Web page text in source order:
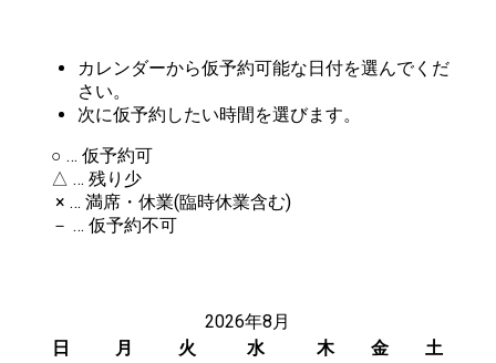
カレンダーから仮予約可能な日付を選んでくだ
さい。
次に仮予約したい時間を選びます。
○ … 仮予約可
△ … 残り少
× … 満席・休業(臨時休業含む)
－ … 仮予約不可
2026年8月
日
月 火 水 木 金
土